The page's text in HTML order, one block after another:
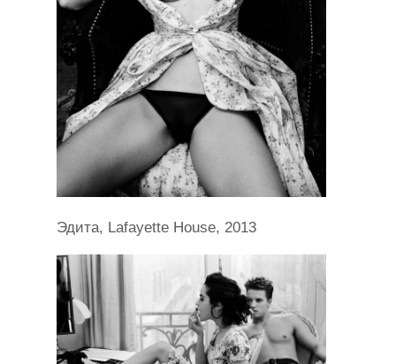
Эдита, Lafayette House, 2013